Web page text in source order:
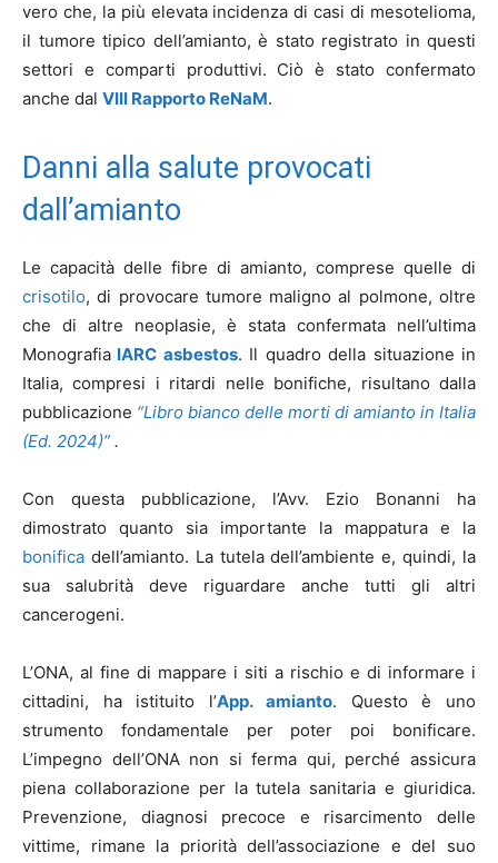
vero che, la più elevata incidenza di casi di mesotelioma,
il tumore tipico dell’amianto, è stato registrato in questi
settori e comparti produttivi. Ciò è stato confermato
anche dal VIII Rapporto ReNaM.
Danni alla salute provocati
dall’amianto
Le capacità delle fibre di amianto, comprese quelle di
crisotilo, di provocare tumore maligno al polmone, oltre
che di altre neoplasie, è stata confermata nell’ultima
Monografia IARC asbestos. Il quadro della situazione in
Italia, compresi i ritardi nelle bonifiche, risultano dalla
pubblicazione “Libro bianco delle morti di amianto in Italia
(Ed. 2024)” .
Con questa pubblicazione, l’Avv. Ezio Bonanni ha
dimostrato quanto sia importante la mappatura e la
bonifica dell’amianto. La tutela dell’ambiente e, quindi, la
sua salubrità deve riguardare anche tutti gli altri
cancerogeni.
L’ONA, al fine di mappare i siti a rischio e di informare i
cittadini, ha istituito l’App. amianto. Questo è uno
strumento fondamentale per poter poi bonificare.
L’impegno dell’ONA non si ferma qui, perché assicura
piena collaborazione per la tutela sanitaria e giuridica.
Prevenzione, diagnosi precoce e risarcimento delle
vittime, rimane la priorità dell’associazione e del suo